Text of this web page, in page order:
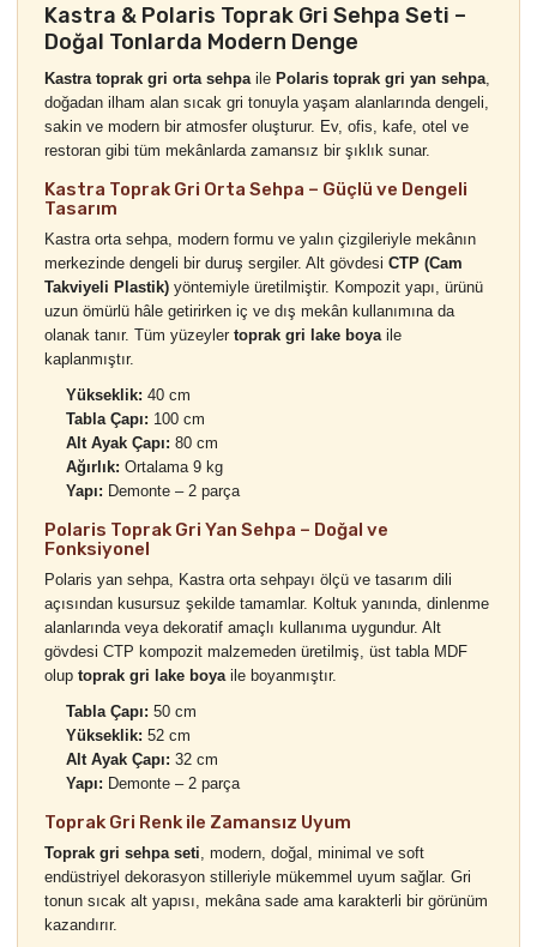
Kastra & Polaris Toprak Gri Sehpa Seti –
Doğal Tonlarda Modern Denge
Kastra toprak gri orta sehpa ile Polaris toprak gri yan sehpa
doğadan ilham alan sıcak gri tonuyla yaşam alanlarında dengeli,
sakin ve modern bir atmosfer oluşturur. Ev, ofis, kafe, otel ve
restoran gibi tüm mekânlarda zamansız bir şıklık sunar.
Kastra Toprak Gri Orta Sehpa – Güçlü ve Dengeli
Tasarım
Kastra orta sehpa, modern formu ve yalın çizgileriyle mekânın
merkezinde dengeli bir duruş sergiler. Alt gövdesi CTP (Cam
Takviyeli Plastik) yöntemiyle üretilmiştir. Kompozit yapı, ürünü
uzun ömürlü hâle getirirken iç ve dış mekân kullanımına da
olanak tanır. Tüm yüzeyler toprak gri lake boya ile
kaplanmıştır.
Yükseklik: 40 cm
Tabla Çapı: 100 cm
Alt Ayak Çapı: 80 cm
Ağırlık: Ortalama 9 kg
Yapı: Demonte – 2 parça
Polaris Toprak Gri Yan Sehpa – Doğal ve
Fonksiyonel
Polaris yan sehpa, Kastra orta sehpayı ölçü ve tasarım dili
açısından kusursuz şekilde tamamlar. Koltuk yanında, dinlenme
alanlarında veya dekoratif amaçlı kullanıma uygundur. Alt
gövdesi CTP kompozit malzemeden üretilmiş, üst tabla MDF
olup toprak gri lake boya ile boyanmıştır.
Tabla Çapı: 50 cm
Yükseklik: 52 cm
Alt Ayak Çapı: 32 cm
Yapı: Demonte – 2 parça
Toprak Gri Renk ile Zamansız Uyum
Toprak gri sehpa seti , modern, doğal, minimal ve soft
endüstriyel dekorasyon stilleriyle mükemmel uyum sağlar. Gri
tonun sıcak alt yapısı, mekâna sade ama karakterli bir görünüm
kazandırır.